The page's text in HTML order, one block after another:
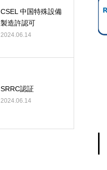
CSEL 中国特殊設備
製造許認可
2024.06.14
SRRC認証
2024.06.14